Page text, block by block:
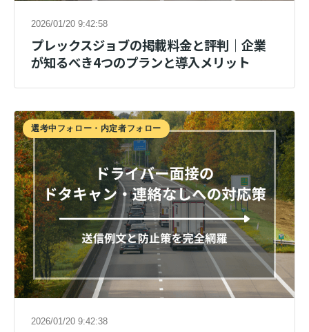
2026/01/20 9:42:58
プレックスジョブの掲載料金と評判｜企業
が知るべき4つのプランと導入メリット
選考中フォロー・内定者フォロー
2026/01/20 9:42:38